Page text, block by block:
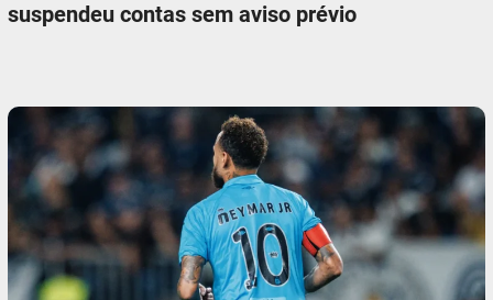
suspendeu contas sem aviso prévio